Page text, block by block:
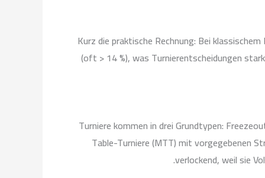
Kurz die praktische Rechnung: Bei
(oft > 14 %), was Turnierentscheidungen
Turniere kommen in drei Grundtypen:
Table-Turniere (MTT) mit vorgegebenen
verlockend, weil sie